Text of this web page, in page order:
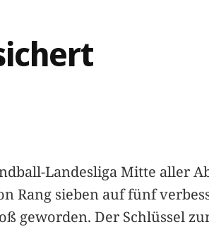
Landesliga Mitte aller
Rang sieben auf fünf
geworden. Der Schlüssel